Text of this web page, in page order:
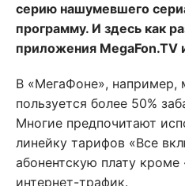
серию нашумевшего
программу. И здесь как
приложения
В «МегаФоне», например,
пользуется более 50%
Многие предпочитают
линейку тарифов «Все
абонентскую плату кроме
интернет-трафик.